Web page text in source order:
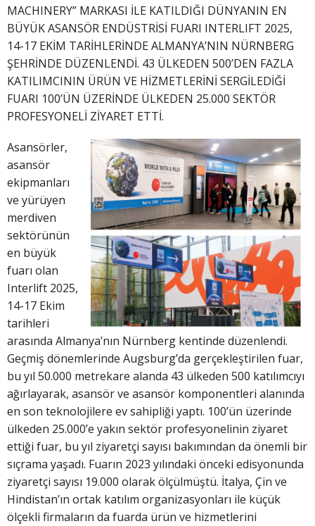
MACHINERY” MARKASI İLE KATILDIĞI DÜNYANIN EN
BÜYÜK ASANSÖR ENDÜSTRİSİ FUARI INTERLIFT 2025,
14-17 EKİM TARİHLERİNDE ALMANYA’NIN NÜRNBERG
ŞEHRİNDE DÜZENLENDİ. 43 ÜLKEDEN 500’DEN FAZLA
KATILIMCININ ÜRÜN VE HİZMETLERİNİ SERGİLEDİĞİ
FUARI 100’ÜN ÜZERİNDE ÜLKEDEN 25.000 SEKTÖR
PROFESYONELİ ZİYARET ETTİ.
Asansörler,
asansör
ekipmanları
ve yürüyen
merdiven
sektörünün
en büyük
fuarı olan
Interlift 2025,
14-17 Ekim
tarihleri
arasında Almanya’nın Nürnberg kentinde düzenlendi.
Geçmiş dönemlerinde Augsburg’da gerçekleştirilen fuar,
bu yıl 50.000 metrekare alanda 43 ülkeden 500 katılımcıyı
ağırlayarak, asansör ve asansör komponentleri alanında
en son teknolojilere ev sahipliği yaptı. 100’ün üzerinde
ülkeden 25.000’e yakın sektör profesyonelinin ziyaret
ettiği fuar, bu yıl ziyaretçi sayısı bakımından da önemli bir
sıçrama yaşadı. Fuarın 2023 yılındaki önceki edisyonunda
ziyaretçi sayısı 19.000 olarak ölçülmüştü. İtalya, Çin ve
Hindistan’ın ortak katılım organizasyonları ile küçük
ölçekli firmaların da fuarda ürün ve hizmetlerini